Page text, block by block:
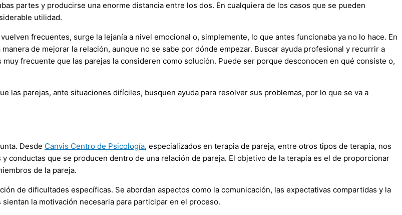
partes y producirse una enorme distancia entre los dos. En cualquiera de los casos que se pueden
utilidad.
frecuentes, surge la lejanía a nivel emocional o, simplemente, lo que antes funcionaba ya no lo hace. En
de mejorar la relación, aunque no se sabe por dónde empezar. Buscar ayuda profesional y recurrir a
frecuente que las parejas la consideren como solución. Puede ser porque desconocen en qué consiste o,
las parejas, ante situaciones difíciles, busquen ayuda para resolver sus problemas, por lo que se va a
Desde Canvis Centro de Psicología, especializados en terapia de pareja, entre otros tipos de terapia, nos
conductas que se producen dentro de una relación de pareja. El objetivo de la terapia es el de proporcionar
de la pareja.
de dificultades específicas. Se abordan aspectos como la comunicación, las expectativas compartidas y la
la motivación necesaria para participar en el proceso.